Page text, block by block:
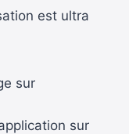
est ultra
sur
sur